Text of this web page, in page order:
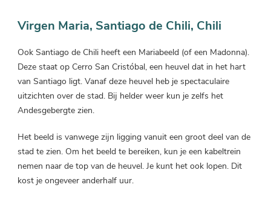
Virgen Maria, Santiago de Chili, Chili
Ook Santiago de Chili heeft een Mariabeeld (of een Madonna).
Deze staat op Cerro San Cristóbal, een heuvel dat in het hart
van Santiago ligt. Vanaf deze heuvel heb je spectaculaire
uitzichten over de stad. Bij helder weer kun je zelfs het
Andesgebergte zien.
Het beeld is vanwege zijn ligging vanuit een groot deel van de
stad te zien. Om het beeld te bereiken, kun je een kabeltrein
nemen naar de top van de heuvel. Je kunt het ook lopen. Dit
kost je ongeveer anderhalf uur.